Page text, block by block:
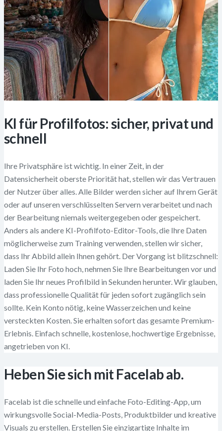
KI für Profilfotos: sicher, privat und
schnell
Ihre Privatsphäre ist wichtig. In einer Zeit, in der
Datensicherheit oberste Priorität hat, stellen wir das Vertrauen
der Nutzer über alles. Alle Bilder werden sicher auf Ihrem Gerät
oder auf unseren verschlüsselten Servern verarbeitet und nach
der Bearbeitung niemals weitergegeben oder gespeichert.
Anders als andere KI-Profilfoto-Editor-Tools, die Ihre Daten
möglicherweise zum Training verwenden, stellen wir sicher,
dass Ihr Abbild allein Ihnen gehört. Der Vorgang ist blitzschnell:
Laden Sie Ihr Foto hoch, nehmen Sie Ihre Bearbeitungen vor und
laden Sie Ihr neues Profilbild in Sekunden herunter. Wir glauben,
dass professionelle Qualität für jeden sofort zugänglich sein
sollte. Kein Konto nötig, keine Wasserzeichen und keine
versteckten Kosten. Sie erhalten sofort das gesamte Premium-
Erlebnis. Einfach schnelle, kostenlose, hochwertige Ergebnisse,
angetrieben von KI.
Heben Sie sich mit Facelab ab.
Facelab ist die schnelle und einfache Foto-Editing-App, um
wirkungsvolle Social-Media-Posts, Produktbilder und kreative
Visuals zu erstellen. Erstellen Sie einzigartige Inhalte im